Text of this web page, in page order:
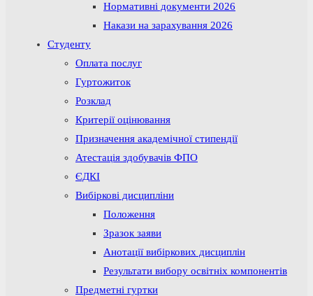
Нормативні документи 2026
Накази на зарахування 2026
Студенту
Оплата послуг
Гуртожиток
Розклад
Критерії оцінювання
Призначення академічної стипендії
Атестація здобувачів ФПО
ЄДКІ
Вибіркові дисципліни
Положення
Зразок заяви
Анотації вибіркових дисциплін
Результати вибору освітніх компонентів
Предметні гуртки